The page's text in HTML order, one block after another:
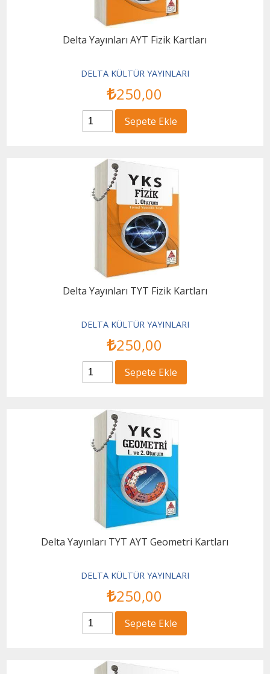
Delta Yayınları AYT Fizik Kartları
DELTA KÜLTÜR YAYINLARI
250,00
Sepete Ekle
Delta Yayınları TYT Fizik Kartları
DELTA KÜLTÜR YAYINLARI
250,00
Sepete Ekle
Delta Yayınları TYT AYT Geometri Kartları
DELTA KÜLTÜR YAYINLARI
250,00
Sepete Ekle